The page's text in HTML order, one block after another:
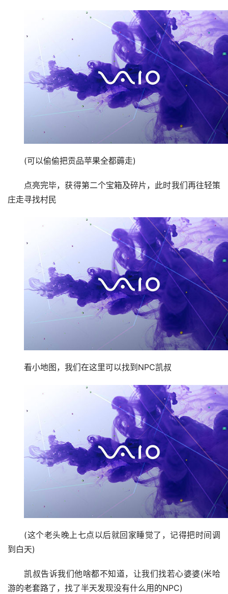
下去和机关交互，机关的意思其实非常简单，就是要我
们按照图中所述的顺序，来点亮岩尊像。
(可以偷偷把贡品苹果全都薅走)
点亮完毕，获得第二个宝箱及碎片，此时我们再往轻策
庄走寻找村民
看小地图，我们在这里可以找到NPC凯叔